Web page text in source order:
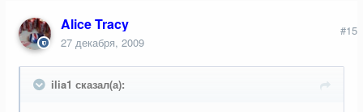
Alice Tracy
27 декабря, 2009
#15
ilia1 сказал(а):